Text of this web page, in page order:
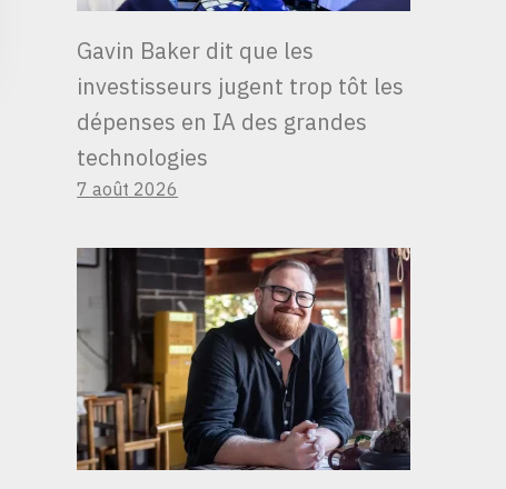
Gavin Baker dit que les
investisseurs jugent trop tôt les
dépenses en IA des grandes
technologies
7 août 2026